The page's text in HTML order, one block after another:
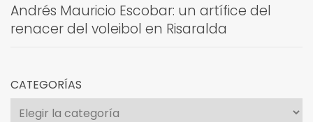
Andrés Mauricio Escobar: un artífice del
renacer del voleibol en Risaralda
CATEGORÍAS
Categorías